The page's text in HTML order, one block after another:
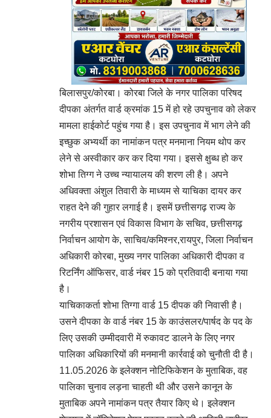
बिलासपुर/कोरबा। कोरबा जिले के नगर पालिका परिषद
दीपका अंतर्गत वार्ड क्रमांक 15 में हो रहे उपचुनाव को लेकर
मामला हाईकोर्ट पहुंच गया है। इस उपचुनाव में भाग लेने की
इच्छुक अभ्यर्थी का नामांकन पत्र मनमाना नियम थोप कर
लेने से अस्वीकार कर कर दिया गया। इससे क्षुब्ध हो कर
शोभा तिग्ग ने उच्च न्यायालय की शरण ली है। अपने
अधिवक्ता अंशुल तिवारी के माध्यम से याचिका दायर कर
राहत देने की गुहार लगाई है। इसमें छत्तीसगढ़ राज्य के
नगरीय प्रशासन एवं विकास विभाग के सचिव, छत्तीसगढ़
निर्वाचन आयोग के, साचिव/कमिश्नर,रायपुर, जिला निर्वाचन
अधिकारी कोरबा, मुख्य नगर पालिका अधिकारी दीपका व
रिटर्निंग ऑफिसर, वार्ड नंबर 15 को प्रतिवादी बनाया गया
है।
याचिकाकर्ता शोभा तिग्गा वार्ड 15 दीपक की निवासी है।
उसने दीपका के वार्ड नंबर 15 के काउंसलर/पार्षद के पद के
लिए उसकी उम्मीदवारी में रुकावट डालने के लिए नगर
पालिका अधिकारियों की मनमानी कार्रवाई को चुनौती दी है।
11.05.2026 के इलेक्शन नोटिफिकेशन के मुताबिक, वह
पालिका चुनाव लड़ना चाहती थी और उसने कानून के
मुताबिक अपने नामांकन पत्र तैयार किए थे। इलेक्शन